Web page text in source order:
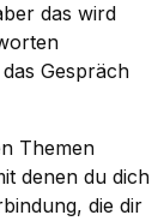
das wird
Gespräch
Themen
denen du dich
die dir